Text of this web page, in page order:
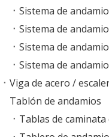
Sistema de andamio
Sistema de andamio
Tablón de andamios